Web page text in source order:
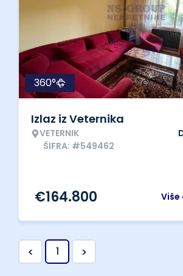
360°
Izlaz iz Veternika
VETERNIK
ŠIFRA: #549462
Više
€164.800
< 1 >